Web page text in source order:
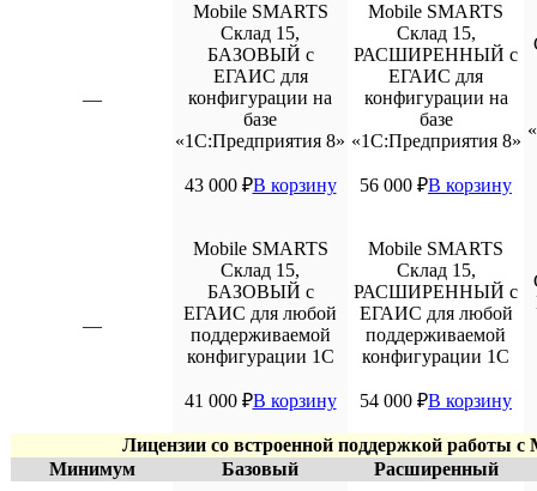
—
Mobile SMARTS
Склад 15,
БАЗОВЫЙ с
ЕГАИС для
конфигурации на
базе
«1С:Предприятия 8»
43 000 ₽В корзину
Mobile SMARTS
Склад 15,
РАСШИРЕННЫЙ с
ЕГАИС для
конфигурации на
базе
«1С:Предприятия 8»
56 000 ₽В корзину
—
Mobile SMARTS
Склад 15,
БАЗОВЫЙ с
ЕГАИС для любой
поддерживаемой
конфигурации 1С
41 000 ₽В корзину
Mobile SMARTS
Склад 15,
РАСШИРЕННЫЙ с
ЕГАИС для любой
поддерживаемой
конфигурации 1С
54 000 ₽В корзину
Лицензии со встроенной поддержкой работы
Минимум
Базовый Расширенный